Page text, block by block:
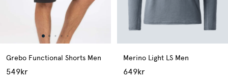
Grebo Functional Shorts Men
549kr
Merino Light LS Men
649kr